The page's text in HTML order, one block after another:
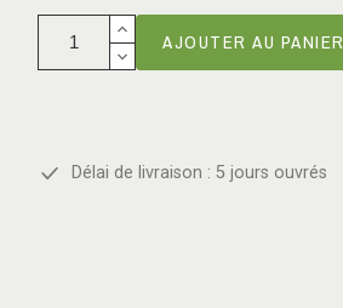
AJOUTER AU PANIER
Délai de livraison : 5 jours ouvrés